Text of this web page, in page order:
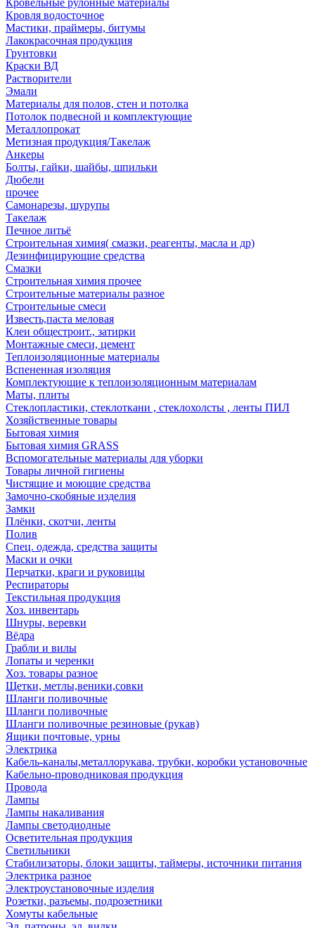
Кровельные рулонные материалы
Кровля водосточное
Мастики, праймеры, битумы
Лакокрасочная продукция
Грунтовки
Краски ВД
Растворители
Эмали
Материалы для полов, стен и потолка
Потолок подвесной и комплектующие
Металлопрокат
Метизная продукция/Такелаж
Анкеры
Болты, гайки, шайбы, шпильки
Дюбели
прочее
Самонарезы, шурупы
Такелаж
Печное литьё
Строительная химия( смазки, реагенты, масла и др)
Дезинфицирующие средства
Смазки
Строительная химия прочее
Строительные материалы разное
Строительные смеси
Известь,паста меловая
Клеи общестроит., затирки
Монтажные смеси, цемент
Теплоизоляционные материалы
Вспененная изоляция
Комплектующие к теплоизоляционным материалам
Маты, плиты
Стеклопластики, стеклоткани , стеклохолсты , ленты ПИЛ
Хозяйственные товары
Бытовая химия
Бытовая химия GRASS
Вспомогательные материалы для уборки
Товары личной гигиены
Чистящие и моющие средства
Замочно-скобяные изделия
Замки
Плёнки, скотчи, ленты
Полив
Спец. одежда, средства защиты
Маски и очки
Перчатки, краги и руковицы
Респираторы
Текстильная продукция
Хоз. инвентарь
Шнуры, веревки
Вёдра
Грабли и вилы
Лопаты и черенки
Хоз. товары разное
Щетки, метлы,веники,совки
Шланги поливочные
Шланги поливочные
Шланги поливочные резиновые (рукав)
Ящики почтовые, урны
Электрика
Кабель-каналы,металлорукава, трубки, коробки установочные
Кабельно-проводниковая продукция
Провода
Лампы
Лампы накаливания
Лампы светодиодные
Осветительная продукция
Светильники
Стабилизаторы, блоки защиты, таймеры, источники питания
Электрика разное
Электроустановочные изделия
Розетки, разъемы, подрозетники
Хомуты кабельные